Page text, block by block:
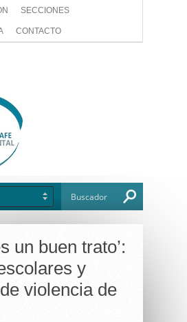
SECCIONES
CONTACTO
un buen trato’:
y
violencia de